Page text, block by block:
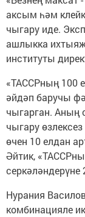
аксым һәм
чыгару иде.
ашлыкка ихтыяҗ
институты
«ТАССРның 100
әйдәп баручы
чыгарган. Аның
чыгару
өчен 10 елдан
Әйтик,
серкәләндерүне
Нурания
комбинацияле